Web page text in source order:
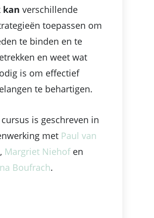
kan verschillende
toepassen om
te binden en te
en weet wat
is om effectief
te behartigen.
cursus is geschreven in
met Paul van
, Margriet Niehofen
Boufrach.